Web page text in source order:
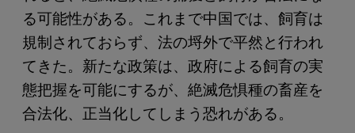
る可能性がある。これまで中国では、飼育は
規制されておらず、法の埒外で平然と行われ
てきた。新たな政策は、政府による飼育の実
態把握を可能にするが、絶滅危惧種の畜産を
合法化、正当化してしまう恐れがある。